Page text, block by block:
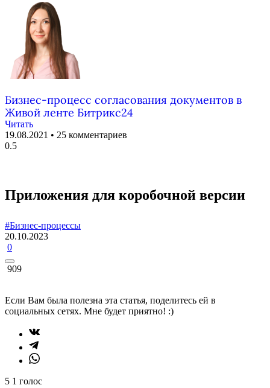
Бизнес-процесс согласования документов в
Живой ленте Битрикс24
Читать
19.08.2021
25 комментариев
Приложения для коробочной версии
#Бизнес-процессы
20.10.2023
0
909
Если Вам была полезна эта статья, поделитесь ей в
социальных сетях. Мне будет приятно! :)
5 1 голос